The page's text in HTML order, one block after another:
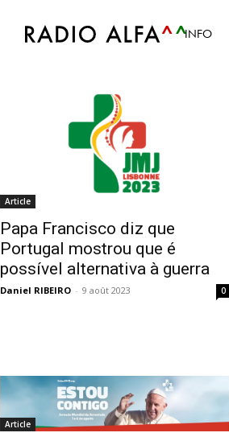
INFO
Accueil Tags JMJ
Tag: JMJ
Article
Papa Francisco diz que
Portugal mostrou que é
possível alternativa à guerra
Daniel RIBEIRO - 9 août 2023 0
Article